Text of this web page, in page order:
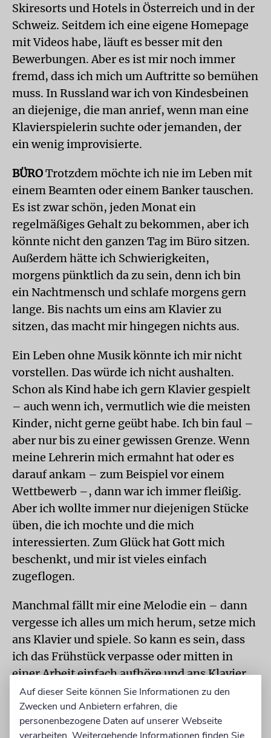
Skiresorts und Hotels in Österreich und in der
Schweiz. Seitdem ich eine eigene Homepage
mit Videos habe, läuft es besser mit den
Bewerbungen. Aber es ist mir noch immer
fremd, dass ich mich um Auftritte so bemühen
muss. In Russland war ich von Kindesbeinen
an diejenige, die man anrief, wenn man eine
Klavierspielerin suchte oder jemanden, der
ein wenig improvisierte.
BÜROTrotzdem möchte ich nie im Leben mit
einem Beamten oder einem Banker tauschen.
Es ist zwar schön, jeden Monat ein
regelmäßiges Gehalt zu bekommen, aber ich
könnte nicht den ganzen Tag im Büro sitzen.
Außerdem hätte ich Schwierigkeiten,
morgens pünktlich da zu sein, denn ich bin
ein Nachtmensch und schlafe morgens gern
lange. Bis nachts um eins am Klavier zu
sitzen, das macht mir hingegen nichts aus.
Ein Leben ohne Musik könnte ich mir nicht
vorstellen. Das würde ich nicht aushalten.
Schon als Kind habe ich gern Klavier gespielt
– auch wenn ich, vermutlich wie die meisten
Kinder, nicht gerne geübt habe. Ich bin faul –
aber nur bis zu einer gewissen Grenze. Wenn
meine Lehrerin mich ermahnt hat oder es
darauf ankam – zum Beispiel vor einem
Wettbewerb –, dann war ich immer fleißig.
Aber ich wollte immer nur diejenigen Stücke
üben, die ich mochte und die mich
interessierten. Zum Glück hat Gott mich
beschenkt, und mir ist vieles einfach
zugeflogen.
Manchmal fällt mir eine Melodie ein – dann
vergesse ich alles um mich herum, setze mich
ans Klavier und spiele. So kann es sein, dass
ich das Frühstück verpasse oder mitten in
einer Arbeit einfach aufhöre und ans Klavier
verschwinde und improvisiere. Das liebe ich!
ISRAELSehr gern würde ich wieder in Israel
Auf dieser Seite können Sie Informationen zu den
Zwecken und Anbietern erfahren, die
personenbezogene Daten auf unserer Webseite
verarbeiten. Weitergehende Informationen finden Sie